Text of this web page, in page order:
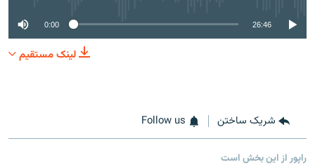
0:00 26:46
لینک مستقیم
شریک ساختن Follow us
راپور از این بخش است